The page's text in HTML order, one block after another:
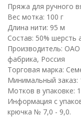
Пряжа для ручного
Вес мотка: 100 г
Длина нити: 95 м
Состав: 50% шерсть
Производитель:
фабрика, Россия
Торговая марка:
Минимальный заказ:
Мотков в упаковке:
Информация с
крючка № 7,0 - 9,0.